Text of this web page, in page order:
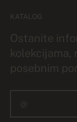
KATALOG
Ostanite
kolekcijama,
posebnim